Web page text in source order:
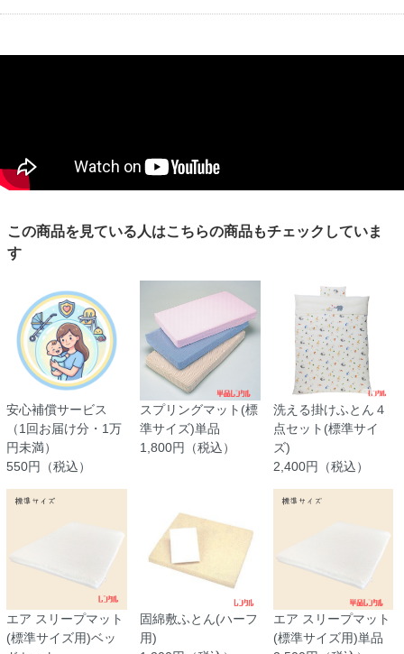
この商品を見ている人はこちらの商品もチェックしていま
す
安心補償サービス
（1回お届け分・1万
円未満）
550円（税込）
スプリングマット(標
準サイズ)単品
1,800円（税込）
洗える掛けふとん４
点セット(標準サイ
ズ)
2,400円（税込）
エア スリープマット
(標準サイズ用)ベッ
固綿敷ふとん(ハーフ
用)
エア スリープマット
(標準サイズ用)単品